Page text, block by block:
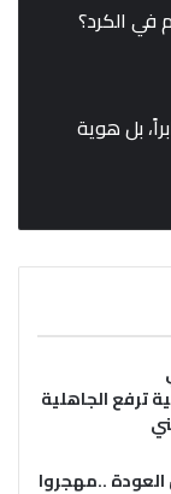
في الكرد؟
بل هوية
ترفع الجاهلية
..مهجروا